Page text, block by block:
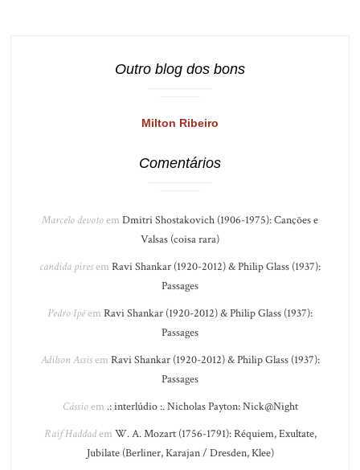
Outro blog dos bons
Milton Ribeiro
Comentários
Marcelo devotoem Dmitri Shostakovich (1906-1975): Canções e
Valsas (coisa rara)
candida piresem Ravi Shankar (1920-2012) & Philip Glass (1937):
Passages
Pedro Ipêem Ravi Shankar (1920-2012) & Philip Glass (1937):
Passages
Adilson Assisem Ravi Shankar (1920-2012) & Philip Glass (1937):
Passages
Cássioem .: interlúdio :. Nicholas Payton: Nick@Night
Raif Haddadem W. A. Mozart (1756-1791): Réquiem, Exultate,
Jubilate (Berliner, Karajan / Dresden, Klee)